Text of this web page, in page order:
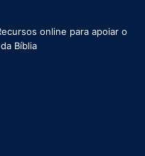
online para apoiar o
Bíblia